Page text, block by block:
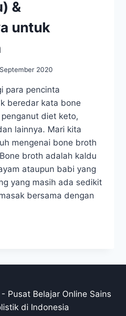
&
untuk
2020
para pencinta
beredar kata bone
diet keto,
lainnya. Mari kita
mengenai bone broth
broth adalah kaldu
ataupun babi yang
yang masih ada sedikit
bersama dengan
Pusat Belajar Online Sains
di Indonesia